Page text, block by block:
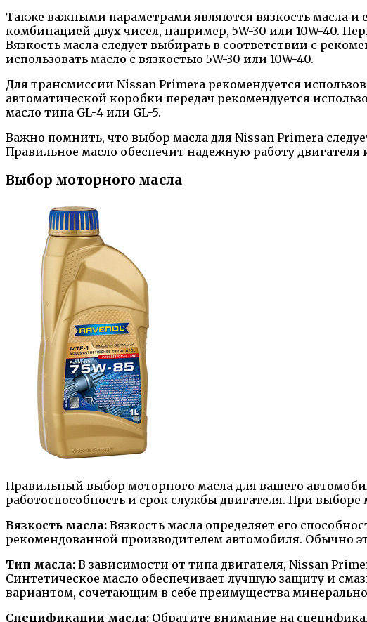
Также важными параметрами являются вязкость масла и
комбинацией двух чисел, например, 5W-30 или 10W-40.
Вязкость масла следует выбирать в соответствии с
использовать масло с вязкостью 5W-30 или 10W-40.
Для трансмиссии Nissan Primera рекомендуется
автоматической коробки передач рекомендуется
масло типа GL-4 или GL-5.
Важно помнить, что выбор масла для Nissan Primera
Правильное масло обеспечит надежную работу
Выбор моторного масла
Правильный выбор моторного масла для вашего
работоспособность и срок службы двигателя. При
Вязкость масла: Вязкость масла определяет его
рекомендованной производителем автомобиля. Обычно
Тип масла: В зависимости от типа двигателя, Nissan
Синтетическое масло обеспечивает лучшую защиту и
вариантом, сочетающим в себе преимущества
Спецификации масла: Обратите внимание на